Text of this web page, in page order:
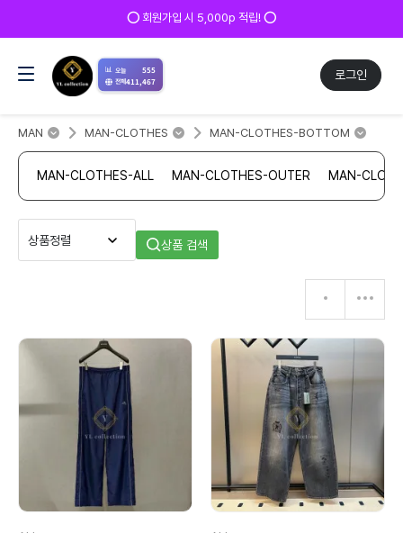
⭕ 회원가입 시 5,000p 적립! ⭕
로그인
📊 오늘 555
전체411,467
MAN MAN-CLOTHES MAN-CLOTHES-BOTTOM
MAN-CLOTHES-ALL MAN-CLOTHES-OUTER MAN-
상품 검색